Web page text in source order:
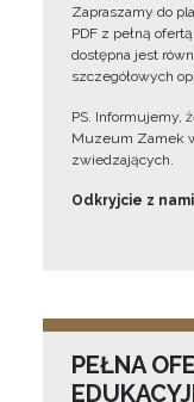
Zapraszamy do
PDF z pełną
dostępna jest
szczegółowych
PS. Informujemy,
Muzeum Zamek
zwiedzających.
Odkryjcie z
PEŁNA